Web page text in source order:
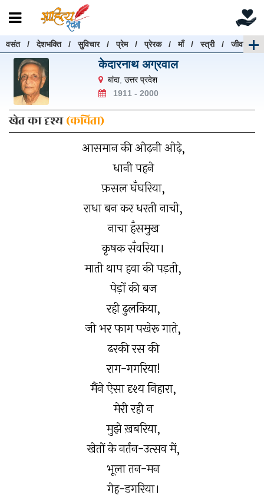
वसंत/देशभक्ति/सुविचार/प्रेम/प्रेरक/माँ/स्त्री/जीवन
केदारनाथ अग्रवाल
बांदा, उत्तर प्रदेश
1911 - 2000
खेत का दृश्य(कविता)
आसमान की ओढ़नी ओढ़े,
धानी पहने
फ़सल घँघरिया,
राधा बन कर धरती नाची,
नाचा हँसमुख
कृषक सँवरिया।
माती थाप हवा की पड़ती,
पेड़ों की बज
रही ढुलकिया,
जी भर फाग पखेरू गाते,
ढरकी रस की
राग-गगरिया!
मैंने ऐसा दृश्य निहारा,
मेरी रही न
मुझे ख़बरिया,
खेतों के नर्तन-उत्सव में,
भूला तन-मन
गेह-डगरिया।
रचनाएँ खोजें
रचनाएँ खोजने के लिए नीचे दी गई बॉक्स में हिन्दी में लिखें और
"खोजें" बटन पर क्लिक करें
खोजें